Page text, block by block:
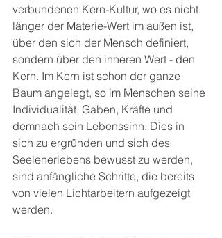
verbundenen Kern-Kultur, wo es nicht
länger der Materie-Wert im außen ist,
über den sich der Mensch definiert,
sondern über den inneren Wert - den
Kern. Im Kern ist schon der ganze
Baum angelegt, so im Menschen seine
Individualität, Gaben, Kräfte und
demnach sein Lebenssinn. Dies in
sich zu ergründen und sich des
Seelenerlebens bewusst zu werden,
sind anfängliche Schritte, die bereits
von vielen Lichtarbeitern aufgezeigt
werden.